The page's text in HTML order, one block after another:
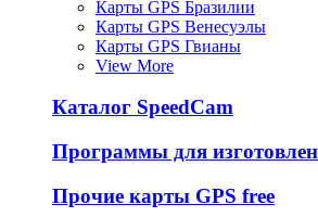
Карты GPS Бразилии
Карты GPS Венесуэлы
Карты GPS Гвианы
View More
Каталог SpeedCam
Программы для
Прочие карты GPS free